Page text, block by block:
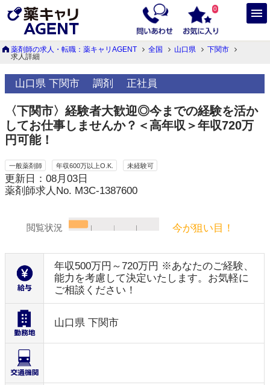
0
薬剤師の求人・転職：薬キャリAGENT 全国 山口県
下関市
求人詳細
山口県 下関市 調剤 正社員
〈下関市〉経験者大歓迎◎今までの経験を活か
してお仕事しませんか？＜高年収＞年収720万
円可能！
一般薬剤師 年収600万以上O.K. 未経験可
更新日：08月03日
薬剤師求人No. M3C-1387600
閲覧状況 今が狙い目！
年収500万円～720万円 ※あなたのご経験、
能力を考慮して決定いたします。お気軽に
ご相談ください！
山口県 下関市